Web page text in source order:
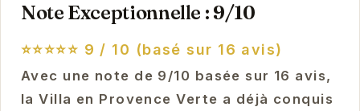
Note Exceptionnelle : 9/10
⭐⭐⭐⭐⭐ 9 / 10 (basé sur 16 avis)
Avec une note de 9/10 basée sur 16 avis,
la Villa en Provence Verte a déjà conquis